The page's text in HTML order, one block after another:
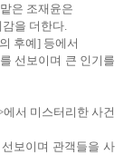
은 조재윤은
을 더한다.
후예] 등에서
선보이며 큰 인기를
서 미스터리한 사건
보이며 관객들을 사